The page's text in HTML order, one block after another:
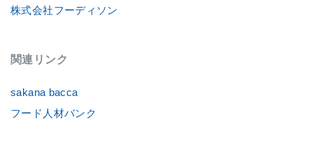
株式会社フーディソン
関連リンク
sakana bacca
フード人材バンク